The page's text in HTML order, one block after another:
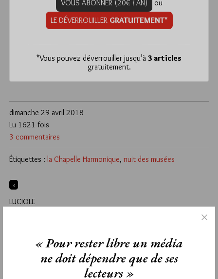
VOUS ABONNER (20€ / AN)
ou
LE DÉVERROUILLER GRATUITEMENT*
*Vous pouvez déverrouiller jusqu’à 3 articles
gratuitement.
dimanche 29 avril 2018
3 commentaires
Lu 1621 fois
Étiquettes : la Chapelle Harmonique, nuit des musées
3
LUCIOLE
« Pour rester libre un média
ne doit dépendre que de ses
lecteurs »